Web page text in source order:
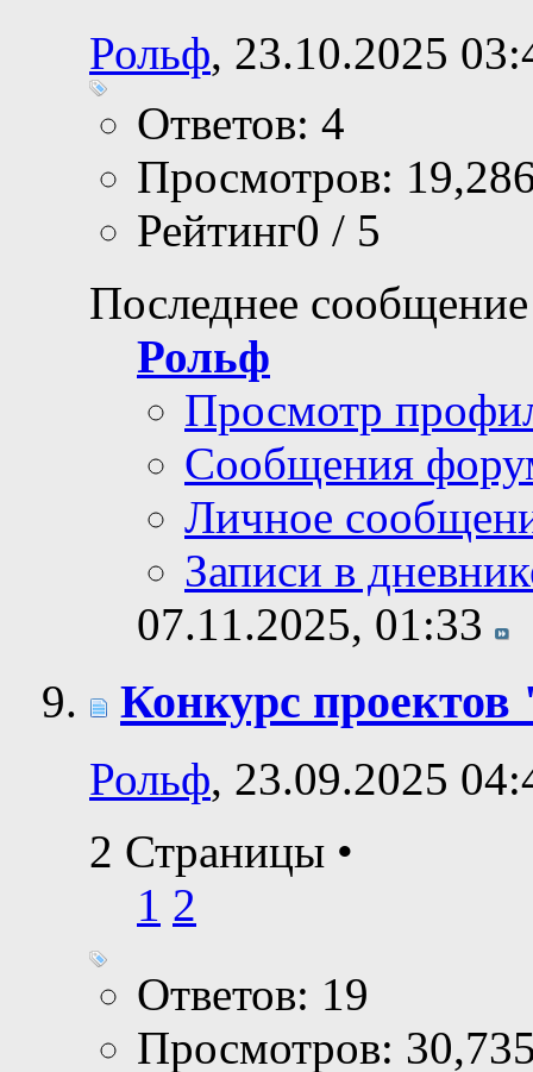
Рольф, 23.10.2025
Ответов: 4
Просмотров:
Рейтинг0 / 5
Последнее
Рольф
Просмотр
Сообщения
Личное
Записи в
07.11.2025, 01:33
Конкурс
Рольф, 23.09.2025
2 Страницы •
1 2
Ответов: 19
Просмотров: